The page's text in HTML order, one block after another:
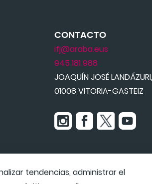
CONTACTO
ifj@araba.eus
945 181 988
JOAQUÍN JOSÉ
01008 VITORIA-GASTEIZ
tendencias, administrar el